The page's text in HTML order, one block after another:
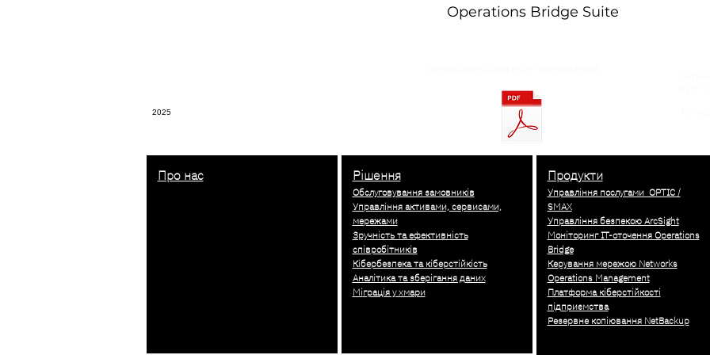
Operations Bridge Suite
2025
Про нас Рішення
Обслуговування замовників
Управління активами, сервисами,
мережами
Зручність та ефективність
співробітників
Кібербезпека та кіберстійкість
Аналітика та зберігання даних
Міграція у хмари
Продукти
Управління послугами OPTIC /
SMAX
Управління безпекою ArcSight
Моніторинг IT-оточення Operations
Bridge
Керування мережою Networks
Operations Management
Платформа кіберстійкості
підприємства
Резервне копіювання NetBackup